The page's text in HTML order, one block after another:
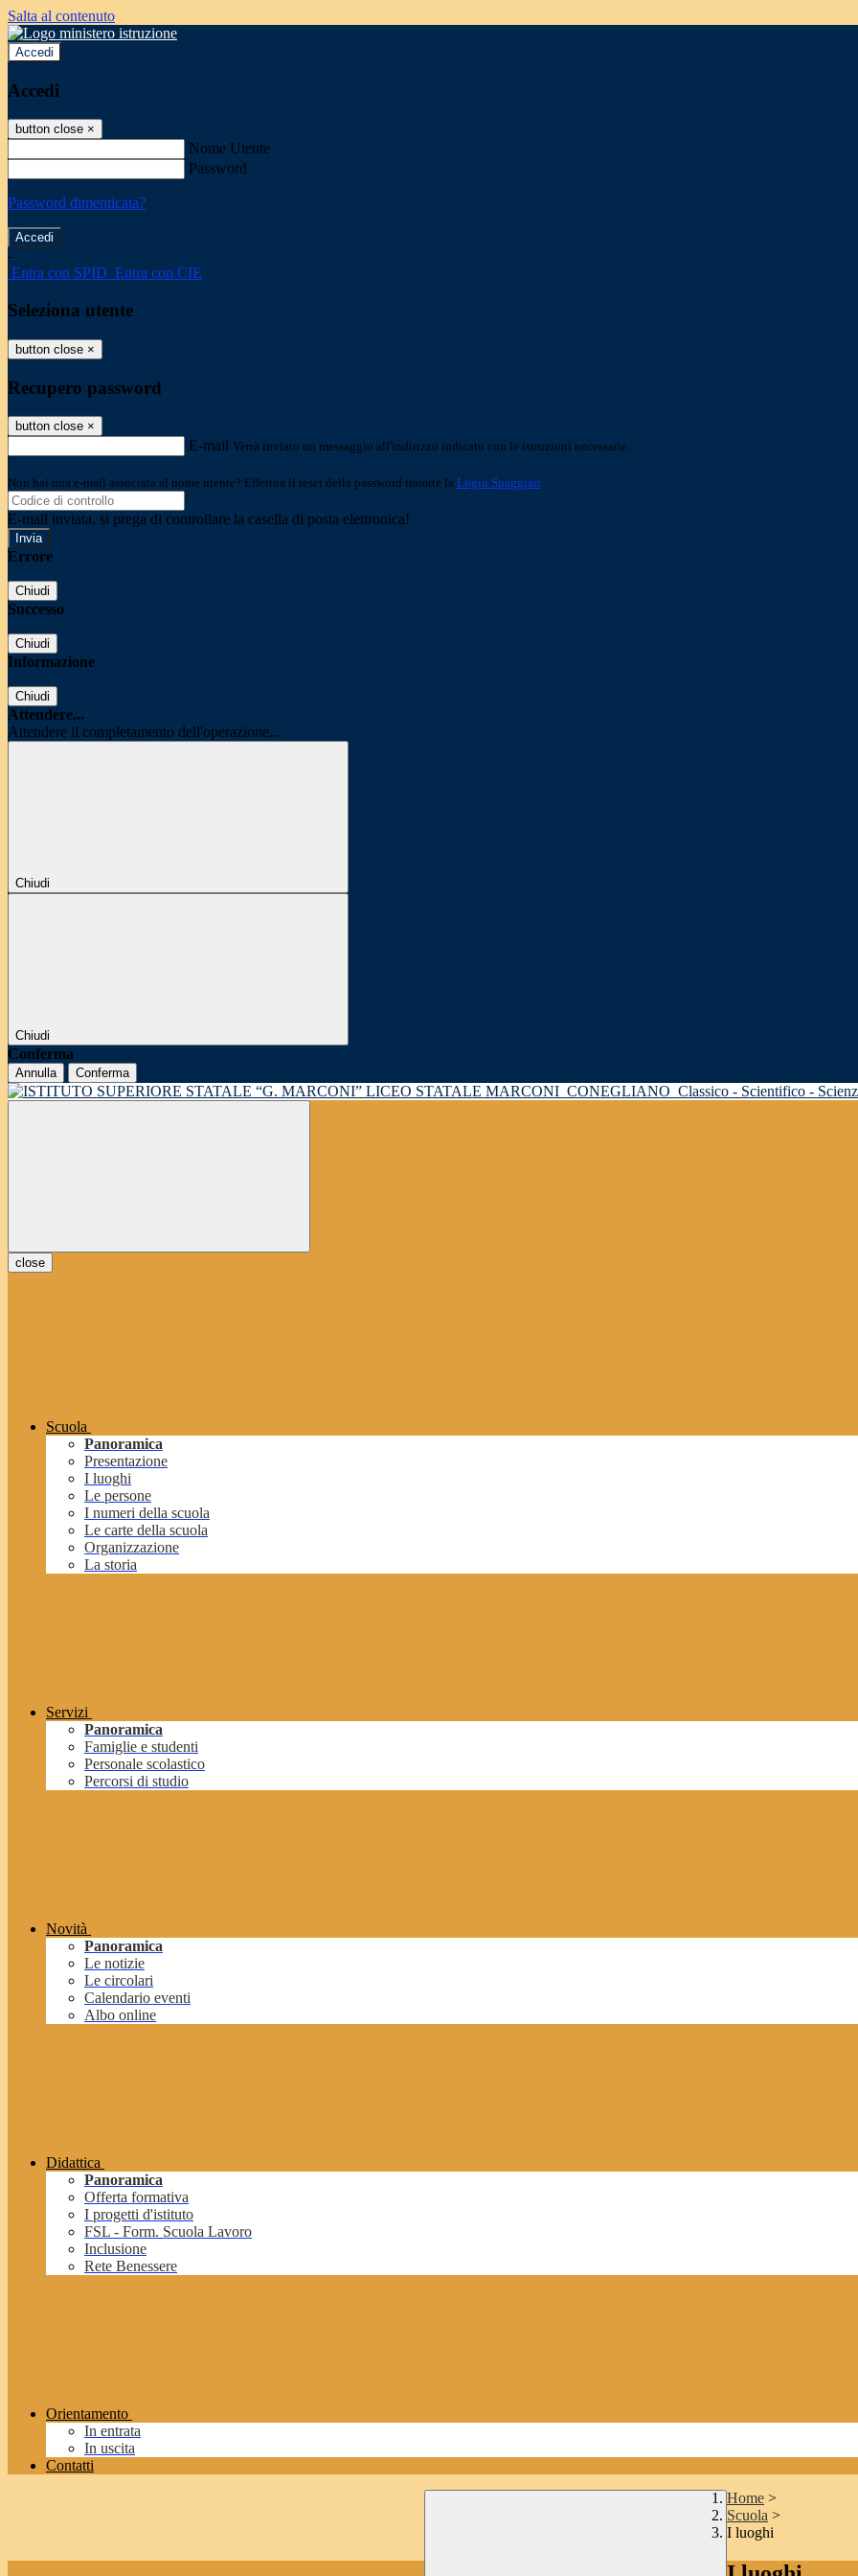
Salta al contenuto
Accedi
Accedi
button close ×
Nome Utente
Password
Password dimenticata?
-
Entra con SPID Entra con CIE
Seleziona utente
button close ×
Recupero password
button close ×
E-mail Verrà inviato un messaggio all'indirizzo indicato con le istruzioni necessarie.
Non hai una e-mail associata al nome utente? Effettua il reset della password tramite la Login Spaggiari
E-mail inviata, si prega di controllare la casella di posta elettronica!
Errore
Chiudi
Successo
Chiudi
Informazione
Chiudi
Attendere...
Attendere il completamento dell'operazione...
Chiudi
Chiudi
Conferma
Annulla Conferma
LICEO STATALE MARCONI CONEGLIANO Classico - Scientifico -
close
Scuola
Panoramica
Presentazione
I luoghi
Le persone
I numeri della scuola
Le carte della scuola
Organizzazione
La storia
Servizi
Panoramica
Famiglie e studenti
Personale scolastico
Percorsi di studio
Novità
Panoramica
Le notizie
Le circolari
Calendario eventi
Albo online
Didattica
Panoramica
Offerta formativa
I progetti d'istituto
FSL - Form. Scuola Lavoro
Inclusione
Rete Benessere
Orientamento
In entrata
In uscita
Contatti
Home >
Scuola >
I luoghi